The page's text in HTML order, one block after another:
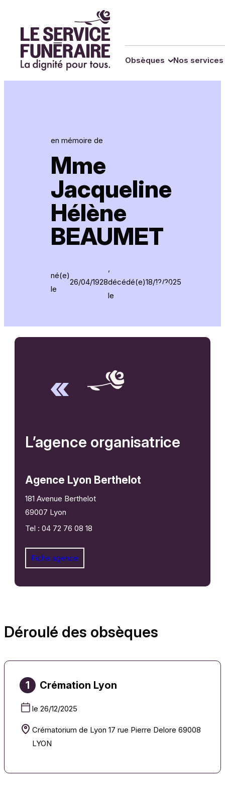
Obsèques Nos services
en mémoire de
Mme
Jacqueline
Hélène
BEAUMET
né(e)
le
26/04/1928
,
décédé(e)
le
18/12/2025
L’agence organisatrice
Agence Lyon Berthelot
181 Avenue Berthelot
69007 Lyon
Tel : 04 72 76 08 18
Fiche agence
Déroulé des obsèques
1 Crémation Lyon
le 26/12/2025
Crématorium de Lyon 17 rue Pierre Delore 69008
LYON